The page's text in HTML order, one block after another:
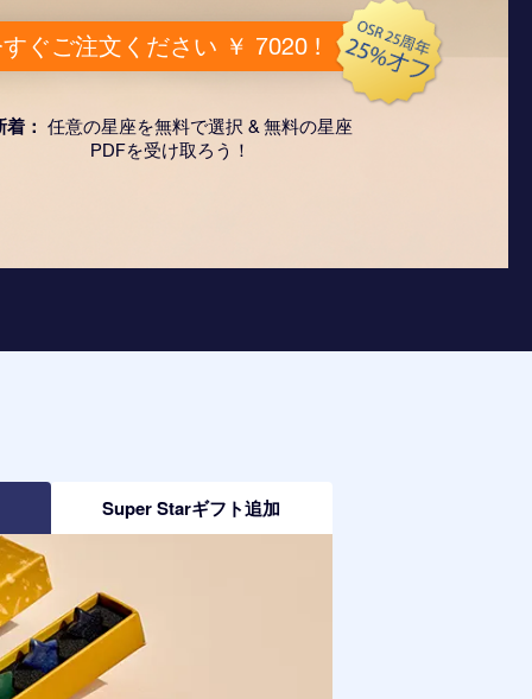
ぐご注文ください ￥ 7020 !
着： 任意の星座を無料で選択 & 無料の星座
PDFを受け取ろう！
Super Starギフト追加